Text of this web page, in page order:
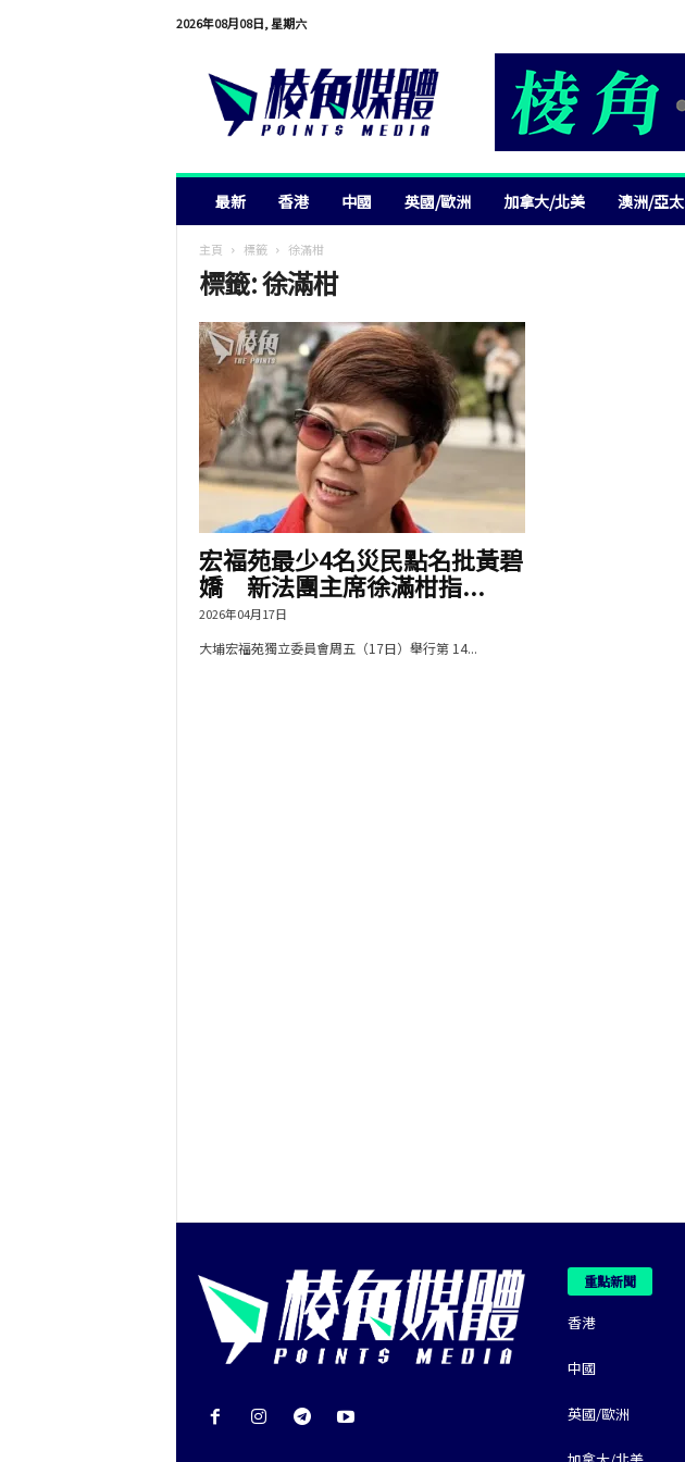
2026年08月08日, 星期六
最新 香港 中國 英國/歐洲 加拿大/北美 澳洲/亞太
主頁 標籤 徐滿柑
標籤: 徐滿柑
宏福苑最少4名災民點名批黃碧
嬌 新法團主席徐滿柑指...
2026年04月17日
大埔宏福苑獨立委員會周五（17日）舉行第 14...
重點新聞
香港
中國
英國/歐洲